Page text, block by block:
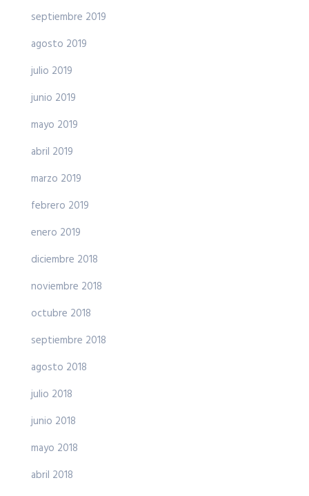
septiembre 2019
agosto 2019
julio 2019
junio 2019
mayo 2019
abril 2019
marzo 2019
febrero 2019
enero 2019
diciembre 2018
noviembre 2018
octubre 2018
septiembre 2018
agosto 2018
julio 2018
junio 2018
mayo 2018
abril 2018